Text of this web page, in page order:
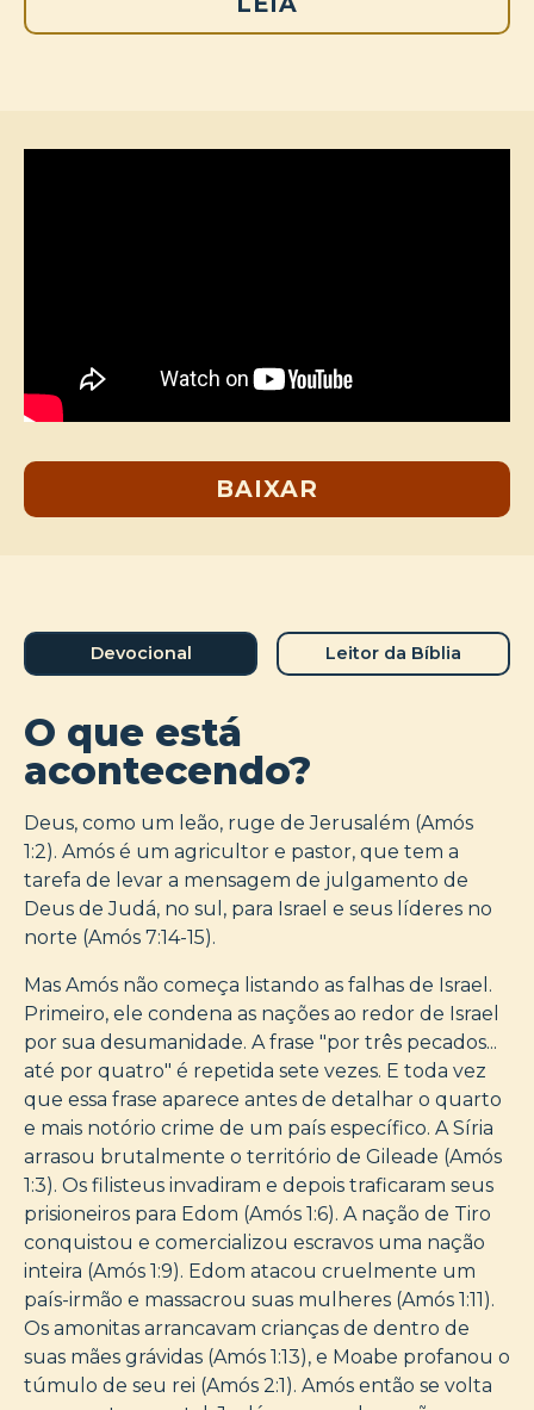
BAIXAR
Devocional Leitor da Bíblia
O que está
acontecendo?
Deus, como um leão, ruge de Jerusalém (Amós
1:2). Amós é um agricultor e pastor, que tem a
tarefa de levar a mensagem de julgamento de
Deus de Judá, no sul, para Israel e seus líderes no
norte (Amós 7:14-15).
Mas Amós não começa listando as falhas de Israel.
Primeiro, ele condena as nações ao redor de Israel
por sua desumanidade. A frase "por três pecados...
até por quatro" é repetida sete vezes. E toda vez
que essa frase aparece antes de detalhar o quarto
e mais notório crime de um país específico. A Síria
arrasou brutalmente o território de Gileade (Amós
1:3). Os filisteus invadiram e depois traficaram seus
prisioneiros para Edom (Amós 1:6). A nação de Tiro
conquistou e comercializou escravos uma nação
inteira (Amós 1:9). Edom atacou cruelmente um
país-irmão e massacrou suas mulheres (Amós 1:11).
Os amonitas arrancavam crianças de dentro de
suas mães grávidas (Amós 1:13), e Moabe profanou o
túmulo de seu rei (Amós 2:1). Amós então se volta